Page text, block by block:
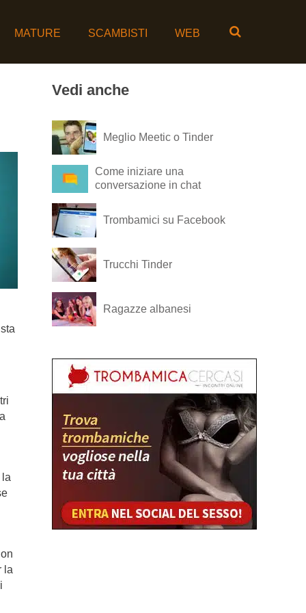
MATURE SCAMBISTI WEB
la
Vedi anche
Meglio Meetic o Tinder
Come iniziare una
conversazione in chat
Trombamici su Facebook
Trucchi Tinder
Ragazze albanesi